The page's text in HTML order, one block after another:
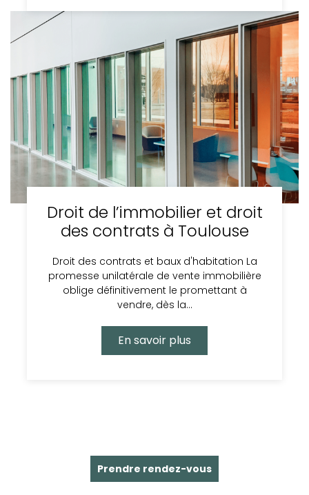
Droit de l’immobilier et droit
des contrats à Toulouse
Droit des contrats et baux d'habitation La
promesse unilatérale de vente immobilière
oblige définitivement le promettant à
vendre, dès la…
En savoir plus
Prendre rendez-vous